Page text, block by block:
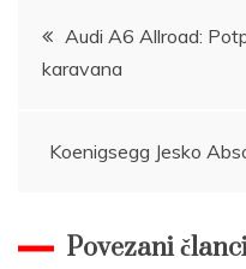
Post
navigation
Audi A6 Allroad:
karavana
Koenigsegg Jesko
Povezani